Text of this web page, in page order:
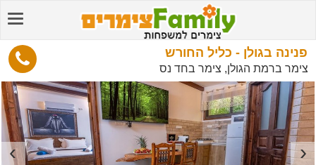
פנינה בגולן - כליל החורש
צימר ברמת הגולן, צימר בחד נס